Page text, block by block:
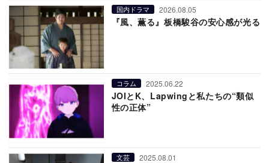
国内ドラマ 2026.08.05
『風、薫る』板橋駿谷の安心感が光る
コラム 2025.06.22
JOIとK、Lapwingと私たちの“類似
性の正体”
文芸 2025.08.01